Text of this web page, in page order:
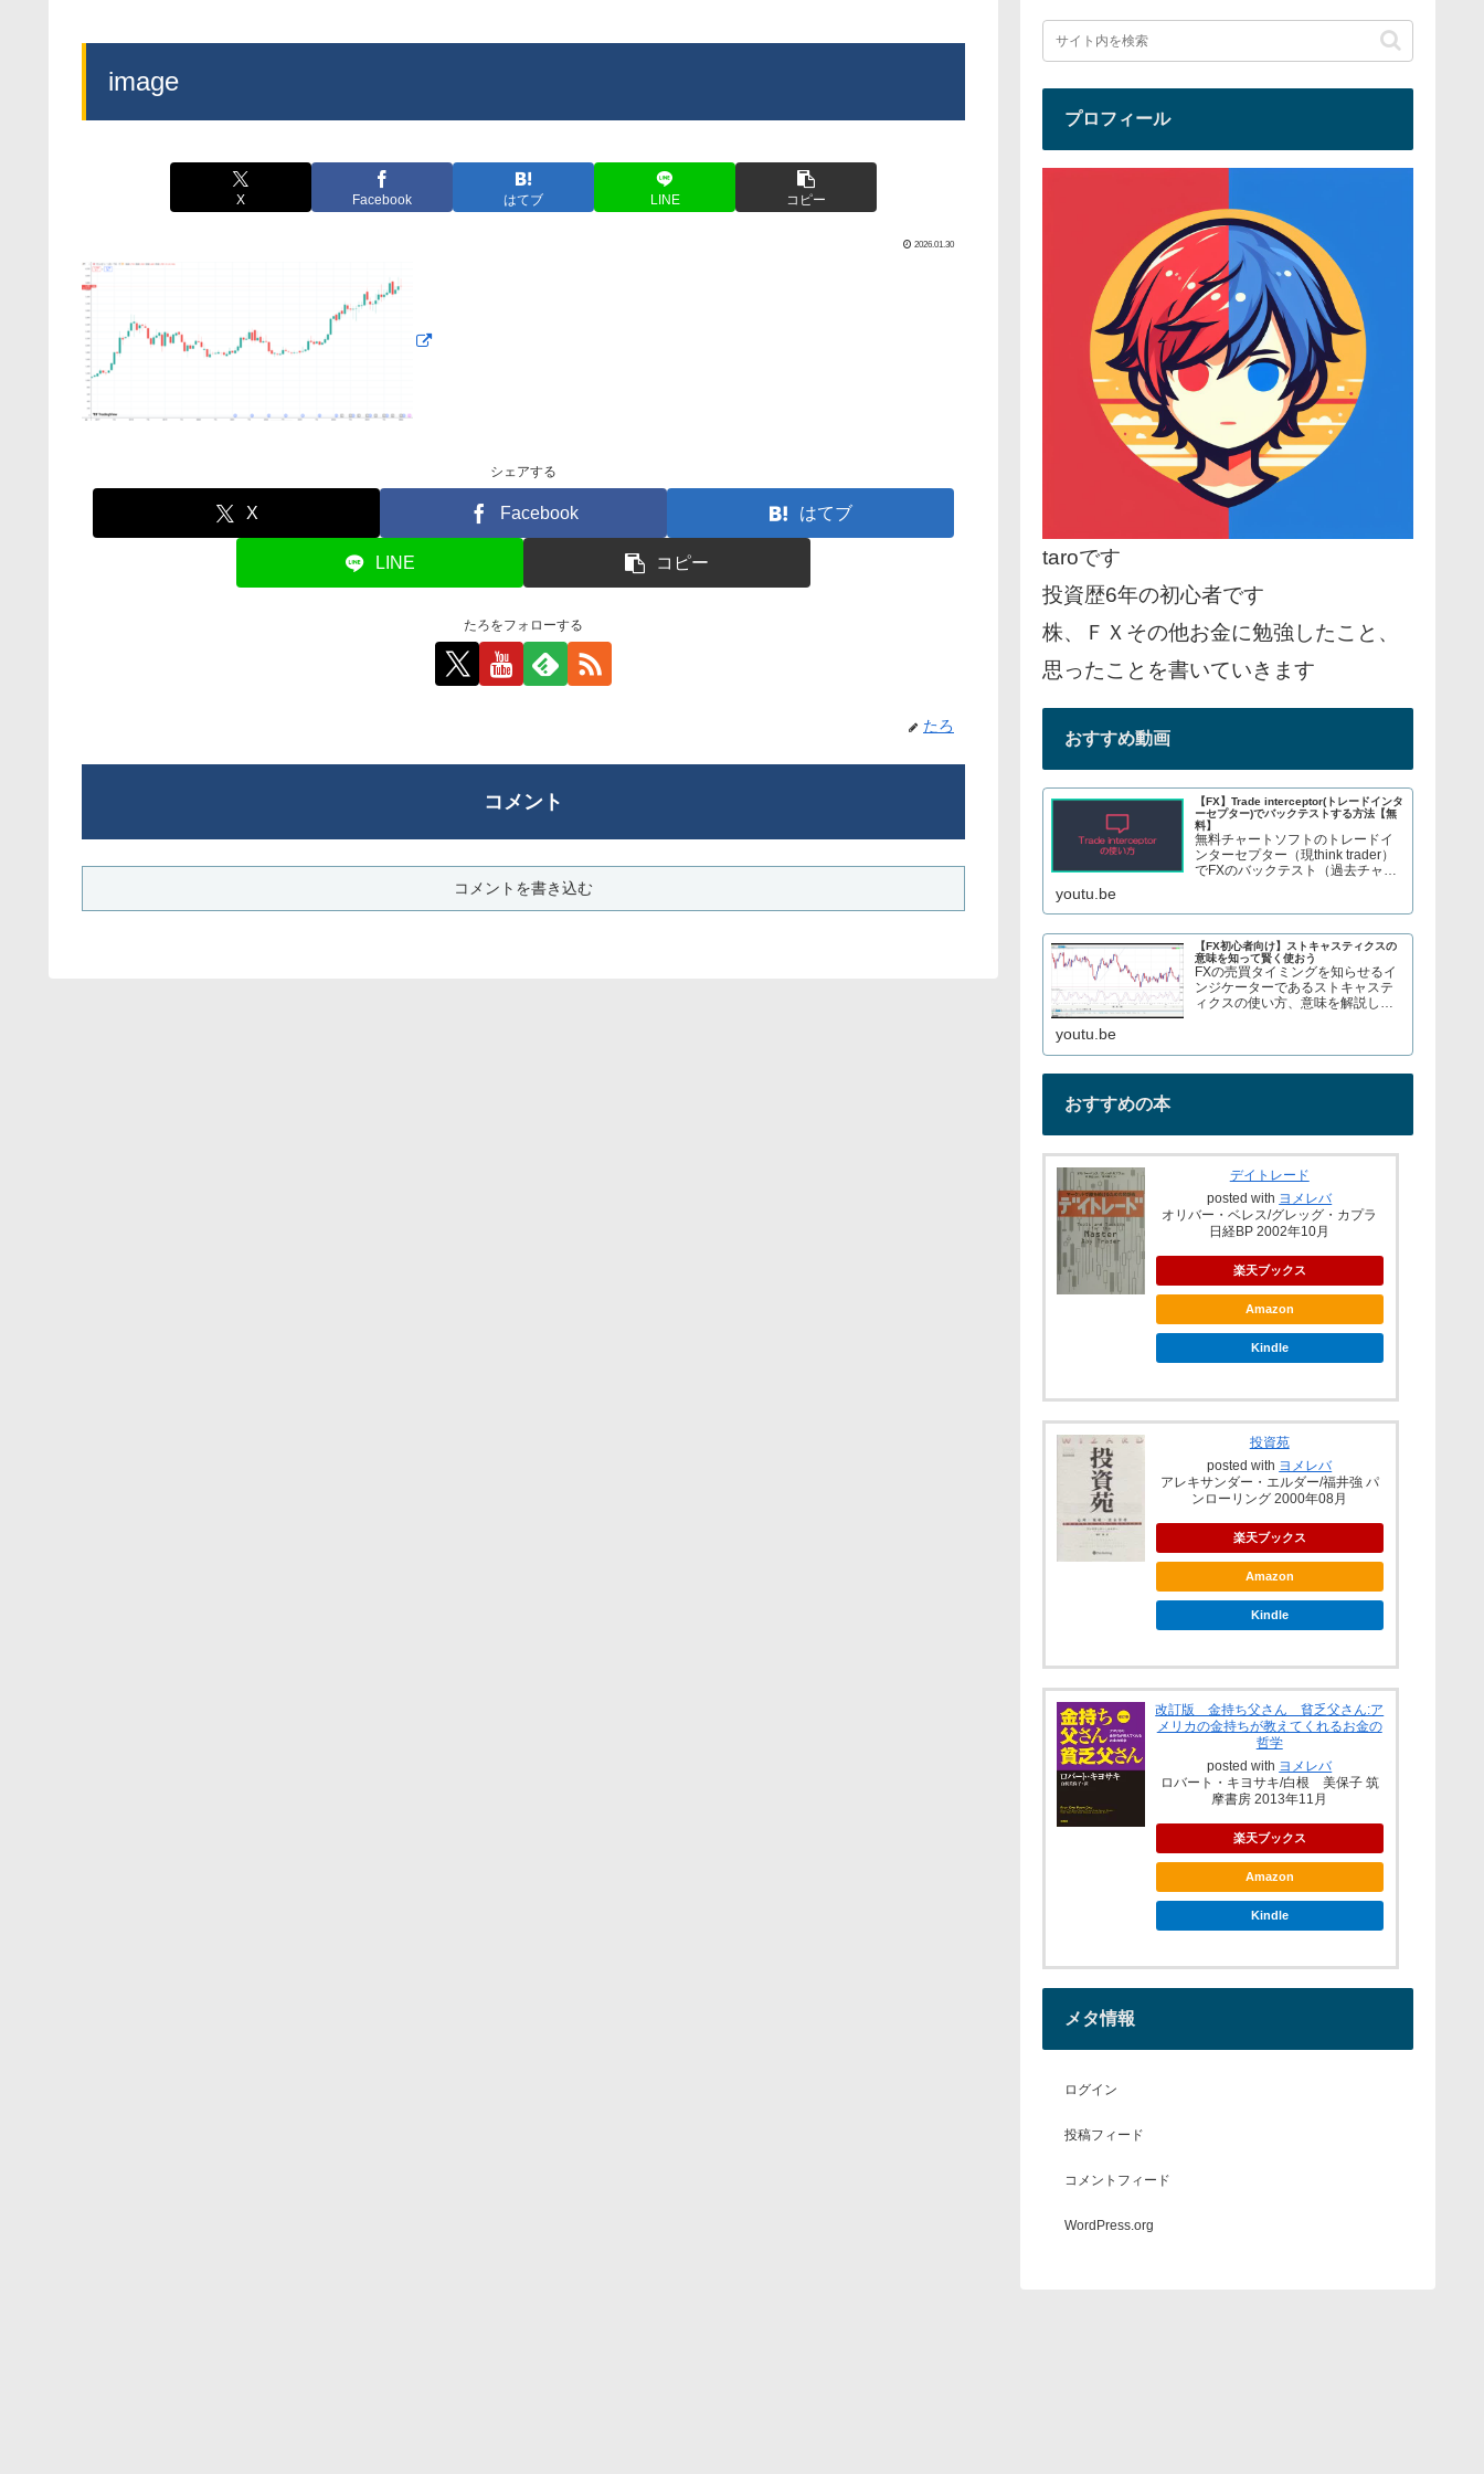
image
X Facebook はてブ LINE コピー
2026.01.30
シェアする
X Facebook はてブ
LINE コピー
たろをフォローする
たろ
コメント
コメントを書き込む
プロフィール
taroです
投資歴6年の初心者です
株、ＦＸその他お金に勉強したこと、
思ったことを書いていきます
おすすめ動画
【FX】Trade interceptor(トレードインタ
ーセプター)でバックテストする方法【無
料】
無料チャートソフトのトレードイ
ンターセプター（現think trader）
でFXのバックテスト（過去チャー
数のCFDトレードについてブログ
で解説してます→ twitter、t...
youtu.be
【FX初心者向け】ストキャスティクスの
意味を知って賢く使おう
FXの売買タイミングを知らせるイ
ンジケーターであるストキャステ
ィクスの使い方、意味を解説して
youtu.be
おすすめの本
デイトレード
posted with ヨメレバ
オリバー・ベレス/グレッグ・カプラ
日経BP 2002年10月
楽天ブックス
Amazon
Kindle
投資苑
posted with ヨメレバ
アレキサンダー・エルダー/福井強 パ
ンローリング 2000年08月
楽天ブックス
Amazon
Kindle
改訂版 金持ち父さん 貧乏父さん:ア
メリカの金持ちが教えてくれるお金の
哲学
posted with ヨメレバ
ロバート・キヨサキ/白根 美保子 筑
摩書房 2013年11月
楽天ブックス
Amazon
Kindle
メタ情報
ログイン
投稿フィード
コメントフィード
WordPress.org